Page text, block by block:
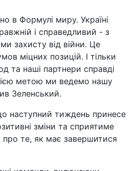
в Формулі миру. Україні
і справедливий - з
захисту від війни. Це
міцних позицій. І тільки
та наші партнери справді
метою ми ведемо нашу
Зеленський.
наступний тиждень принесе
зміни та сприятиме
про те, як має завершитися